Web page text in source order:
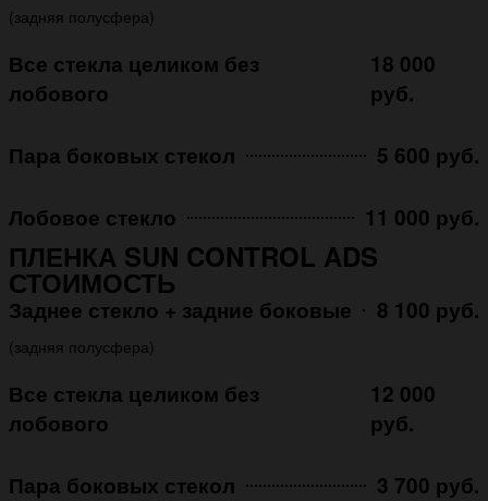
(задняя полусфера)
Все стекла целиком без
лобового
18 000
руб.
Пара боковых стекол 5 600 руб.
Лобовое стекло 11 000 руб.
ПЛЕНКА SUN CONTROL ADS
СТОИМОСТЬ
Заднее стекло + задние боковые 8 100 руб.
(задняя полусфера)
Все стекла целиком без
лобового
12 000
руб.
Пара боковых стекол 3 700 руб.